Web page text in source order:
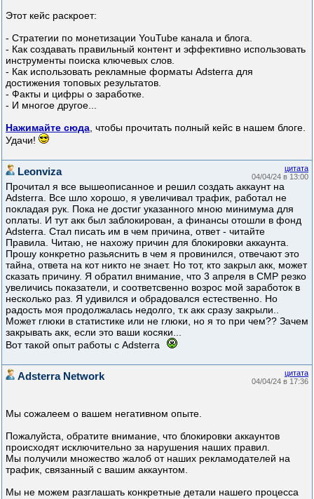
Этот кейс раскроет:
- Стратегии по монетизации YouTube канала и блога.
- Как создавать правильный контент и эффективно использовать
инструменты поиска ключевых слов.
- Как использовать рекламные форматы Adsterra для
достижения топовых результатов.
- Факты и цифры о заработке.
- И многое другое...
Нажимайте сюда, чтобы прочитать полный кейс в нашем блоге.
Удачи!
цитата
04/04/24 в 13:00
Leonviza
Прочитал я все вышеописанное и решил создать аккаунт на
Adsterra. Все шло хорошо, я увеличивал трафик, работал не
покладая рук. Пока не достиг указанного мною минимума для
оплаты. И тут акк был заблокирован, а финансы отошли в фонд
Adsterra. Стал писать им в чем причина, ответ - читайте
Правила. Читаю, не нахожу причин для блокировки аккаунта.
Прошу конкретно разьяснить в чем я провинился, отвечают это
тайна, ответа на кот никто не знает. Но тот, кто закрыл акк, может
сказать причину. Я обратил внимание, что 3 апреля в CMP резко
увеличись показатели, и соответсвенно возрос мой заработок в
несколько раз. Я удивился и обрадовался естественно. Но
радость моя продолжалась недолго, т.к акк сразу закрыли..
Может глюки в статистике или не глюки, но я то при чем?? Зачем
закрывать акк, если это ваши косяки...
Вот такой опыт работы с Adsterra
цитата
04/04/24 в 17:36
Adsterra Network
Мы сожалеем о вашем негативном опыте.
Пожалуйста, обратите внимание, что блокировки аккаунтов
происходят исключительно за нарушения наших правил.
Мы получили множество жалоб от наших рекламодателей на
трафик, связанный с вашим аккаунтом.
Мы не можем разглашать конкретные детали нашего процесса